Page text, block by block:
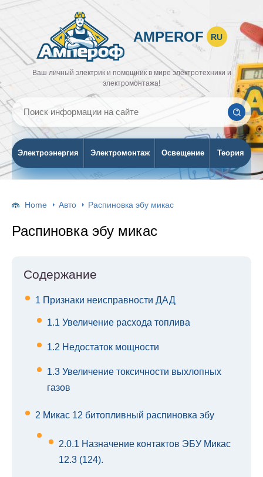
AMPEROF RU
Ваш личный электрик и помощник в мире электротехники и
электромонтажа!
Электроэнергия Электромонтаж Освещение Теория
Home Авто Распиновка эбу микас
Распиновка эбу микас
Содержание
1 Признаки неисправности ДАД
1.1 Увеличение расхода топлива
1.2 Недостаток мощности
1.3 Увеличение токсичности выхлопных
газов
2 Микас 12 битопливный распиновка эбу
2.0.1 Назначение контактов ЭБУ Микас
12.3 (124).